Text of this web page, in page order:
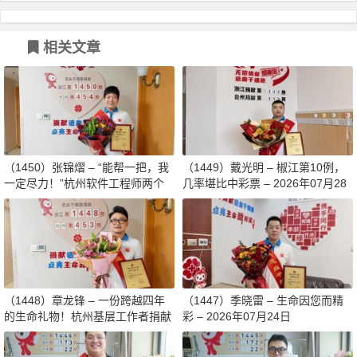
相关文章
（1450）张锦熠 – “能帮一把，我
一定尽力！”杭州软件工程师两个
月减重13斤赴生命之约 – 2026年0
8月03日
（1449）戴光明 – 椒江第10例，
几率堪比中彩票 – 2026年07月28
日
（1448）章龙锋 – 一份跨越四年
的生命礼物！杭州基层工作者捐献
造血干细胞传递希望 – 2026年07
月27日
（1447）季晓雷 – 生命因您而精
彩 – 2026年07月24日